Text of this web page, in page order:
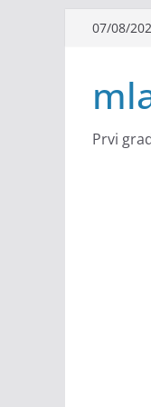
07/08/
Prvi